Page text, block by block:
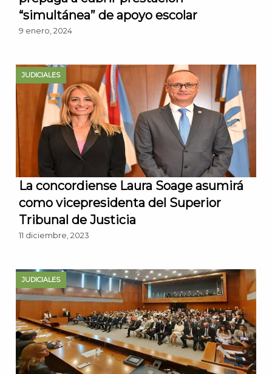
“simultánea” de apoyo escolar
9 enero, 2024
JUDICIALES
La concordiense Laura Soage asumirá
como vicepresidenta del Superior
Tribunal de Justicia
11 diciembre, 2023
JUDICIALES